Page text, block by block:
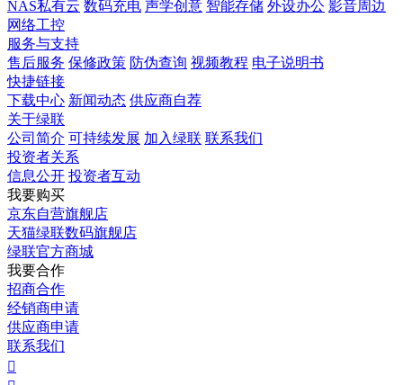
NAS私有云 数码充电 声学创意 智能存储 外设办公 影音周边
网络工控
服务与支持
售后服务 保修政策 防伪查询 视频教程 电子说明书
快捷链接
下载中心 新闻动态 供应商自荐
关于绿联
公司简介 可持续发展 加入绿联 联系我们
投资者关系
信息公开 投资者互动
我要购买
京东自营旗舰店
天猫绿联数码旗舰店
绿联官方商城
我要合作
招商合作
经销商申请
供应商申请
联系我们
